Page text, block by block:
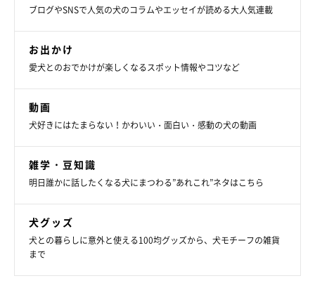
出典／「いぬのきもち」2019年4月号『犬のために何ができるの
取材・文／袴 もな
撮影／筒井聖子
ブログやSNSで人気の犬のコラムやエッセイが読める大人気連載
お出かけ
愛犬とのおでかけが楽しくなるスポット情報やコツなど
動画
犬好きにはたまらない！かわいい・面白い・感動の犬の動画
雑学・豆知識
明日誰かに話したくなる犬にまつわる”あれこれ”ネタはこちら
犬グッズ
犬との暮らしに意外と使える100均グッズから、犬モチーフの雑貨
まで